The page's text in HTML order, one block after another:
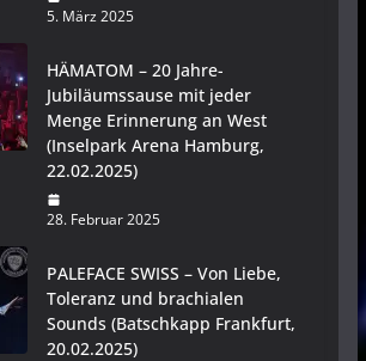
5. März 2025
HÄMATOM – 20 Jahre-
Jubiläumssause mit jeder
Menge Erinnerung an West
(Inselpark Arena Hamburg,
22.02.2025)
28. Februar 2025
PALEFACE SWISS – Von Liebe,
Toleranz und brachialen
Sounds (Batschkapp Frankfurt,
20.02.2025)